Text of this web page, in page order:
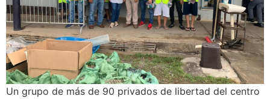
Un grupo de más de 90 privados de libertad del centro